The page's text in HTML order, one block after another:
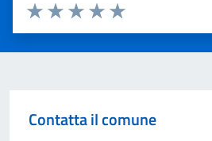
Valuta 5 stelle su 5
Valuta 4 stelle su 5
Valuta 3 stelle su 5
Valuta 2 stelle su 5
Valuta 1 stelle su 5
Contatta il comune